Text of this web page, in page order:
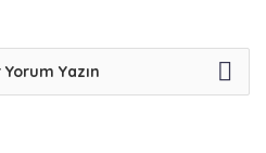
Yazın